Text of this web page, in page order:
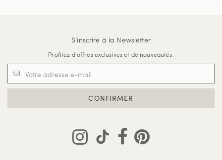
S'inscrire à la Newsletter
Profitez d'offres exclusives et de nouveautés.
CONFIRMER